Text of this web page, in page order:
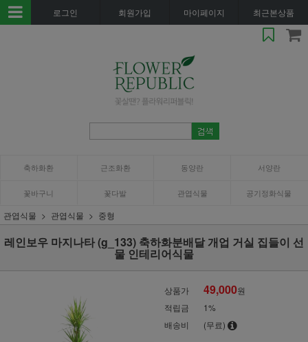
로그인 회원가입 마이페이지 최근본상품
축하화환 근조화환 동양란 서양란
꽃바구니 꽃다발 관엽식물 공기정화식물
관엽식물 관엽식물 중형
레인보우 마지나타 (g_133) 축하화분배달 개업 거실 집들이 선
물 인테리어식물
상품가 49,000원
적립금
1%
배송비
(무료)